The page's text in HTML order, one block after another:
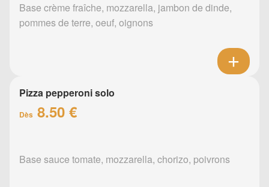
Base crème fraîche, mozzarella, jambon de dinde,
pommes de terre, oeuf, oignons
Pizza pepperoni solo
Dès 8.50 €
Base sauce tomate, mozzarella, chorizo, poivrons